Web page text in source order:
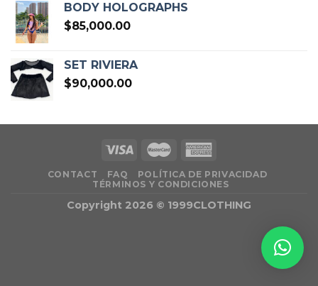
BODY HOLOGRAPHS
$85,000.00
SET RIVIERA
$90,000.00
CONTACT FAQ
POLÍTICA DE PRIVACIDAD
TÉRMINOS Y CONDICIONES
Copyright 2026 © 1999CLOTHING